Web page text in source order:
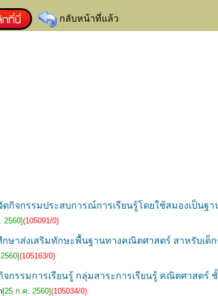
กลับหน้าที่แล้ว
กิจกรรมประสบการณ์การเรียนรู้โดยใช้สมองเป็นฐ
2560](105091/0)
ษาส่งเสริมทักษะพื้นฐานทางคณิตศาสตร์ สาหรับเด็
(105163/0)
กรรมการเรียนรู้ กลุ่มสาระการเรียนรู้ คณิตศาสตร์
[25 ก.ค. 2560](105034/0)